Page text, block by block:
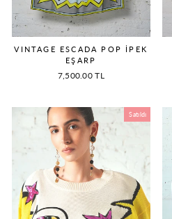
VINTAGE ESCADA POP İPEK
EŞARP
7,500.00 TL
Satıldı